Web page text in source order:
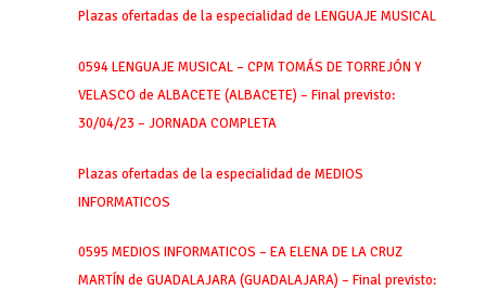
Plazas ofertadas de la especialidad de LENGUAJE MUSICAL
0594 LENGUAJE MUSICAL – CPM TOMÁS DE TORREJÓN Y
VELASCO de ALBACETE (ALBACETE) – Final previsto:
30/04/23 – JORNADA COMPLETA
Plazas ofertadas de la especialidad de MEDIOS
INFORMATICOS
0595 MEDIOS INFORMATICOS – EA ELENA DE LA CRUZ
MARTÍN de GUADALAJARA (GUADALAJARA) – Final previsto: